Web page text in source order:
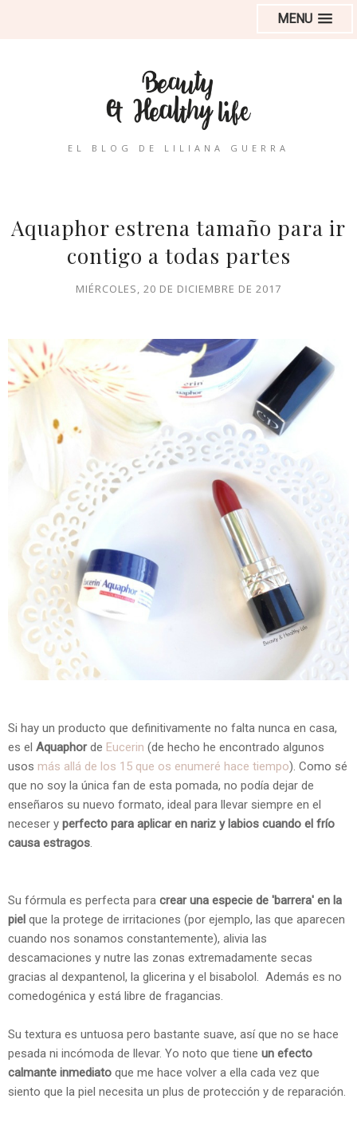
MENU
EL BLOG DE LILIANA GUERRA
Aquaphor estrena tamaño para ir
contigo a todas partes
MIÉRCOLES, 20 DE DICIEMBRE DE 2017
Si hay un producto que definitivamente no falta nunca en casa,
es el Aquaphorde Eucerin (de hecho he encontrado algunos
usos más allá de los 15 que os enumeré hace tiempo). Como sé
que no soy la única fan de esta pomada, no podía dejar de
enseñaros su nuevo formato, ideal para llevar siempre en el
neceser y perfecto para aplicar en nariz y labios cuando el frío
causa estragos.
Su fórmula es perfecta para crear una especie de 'barrera' en la
piel que la protege de irritaciones (por ejemplo, las que aparecen
cuando nos sonamos constantemente), alivia las
descamaciones y nutre las zonas extremadamente secas
gracias al dexpantenol, la glicerina y el bisabolol. Además es no
comedogénica y está libre de fragancias.
Su textura es untuosa pero bastante suave, así que no se hace
pesada ni incómoda de llevar. Yo noto que tiene un efecto
calmante inmediato que me hace volver a ella cada vez que
siento que la piel necesita un plus de protección y de reparación.